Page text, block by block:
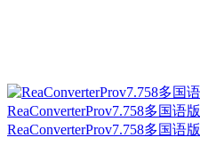
ReaConverterProv7.758多国语版
ReaConverterProv7.758多国语版